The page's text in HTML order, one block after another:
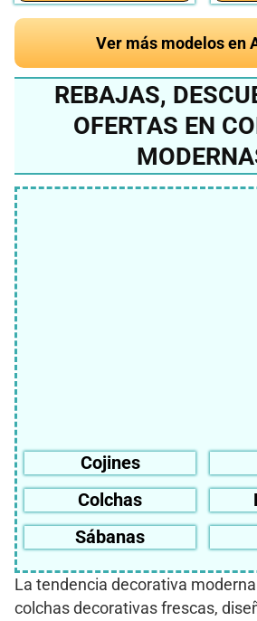
Ver más modelos en
REBAJAS,
OFERTAS EN
Cojines
Colchas
Sábanas
La tendencia decorativa
colchas decorativas frescas,